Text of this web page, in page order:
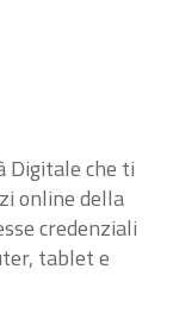
Digitale che ti
online della
credenziali
tablet e